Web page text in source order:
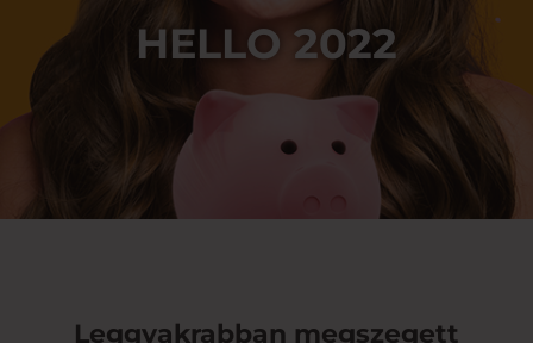
HELLO 2022
Leggyakrabban megszegett